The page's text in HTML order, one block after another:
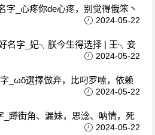
字_心疼你de心疼，别觉得俄笨丶
2024-05-22
名字_妃╮朕今生得选择 | 王╮妾
2024-05-22
_ωō選擇倣弃，比叼罗嗦，依赖
2024-05-22
_蹲街角、漏妹，思淰、呐情，死
2024-05-22